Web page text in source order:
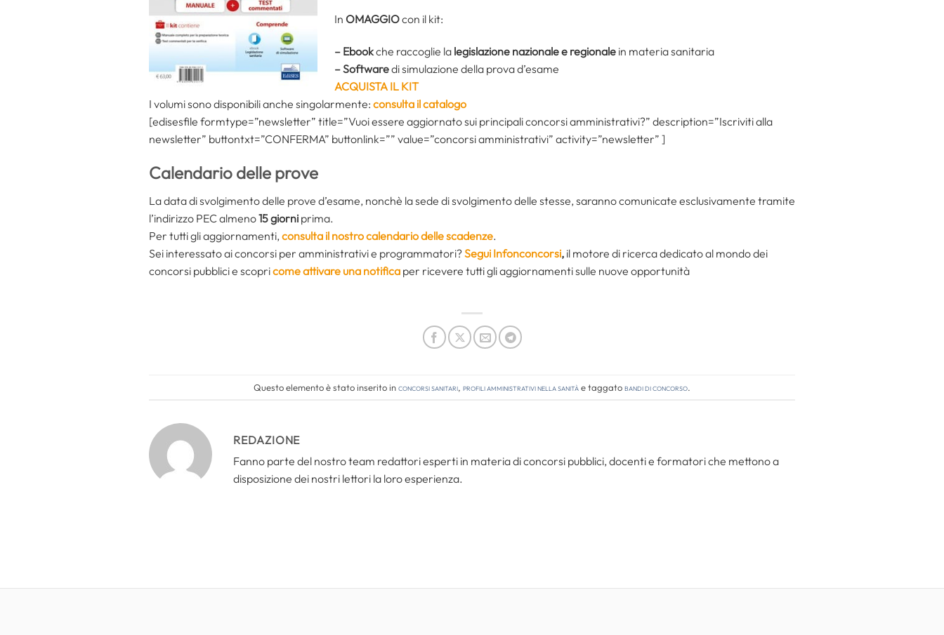
In OMAGGIOcon il kit:
– Ebookche raccoglie la legislazione nazionale e regionale in materia sanitaria
– Softwaredi simulazione della prova d’esame
ACQUISTA IL KIT
I volumi sono disponibili anche singolarmente: consulta il catalogo
[edisesfile formtype=”newsletter” title=”Vuoi essere aggiornato sui principali concorsi amministrativi?” description=”Iscriviti alla
newsletter” buttontxt=”CONFERMA” buttonlink=”” value=”concorsi amministrativi” activity=”newsletter” ]
Calendario delle prove
La data di svolgimento delle prove d’esame, nonchè la sede di svolgimento delle stesse, saranno comunicate esclusivamente tramite
l’indirizzo PEC almeno15 giorni prima.
Per tutti gli aggiornamenti,consulta il nostro calendario delle scadenze.
Sei interessato ai concorsi per amministrativi e programmatori?Segui Infonconcorsi, il motore di ricerca dedicato al mondo dei
concorsi pubblici e scopricome attivare una notifica per ricevere tutti gli aggiornamenti sulle nuove opportunità
Questo elemento è stato inserito inConcorsi Sanitari, Profili amministrativi nella sanitàe taggatobandi di concorso.
REDAZIONE
Fanno parte del nostro team redattori esperti in materia di concorsi pubblici, docenti e formatori che mettono a
disposizione dei nostri lettori la loro esperienza.